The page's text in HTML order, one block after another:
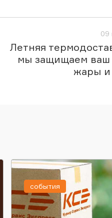
09
Летняя
мы защищаем ваш
жары и
события